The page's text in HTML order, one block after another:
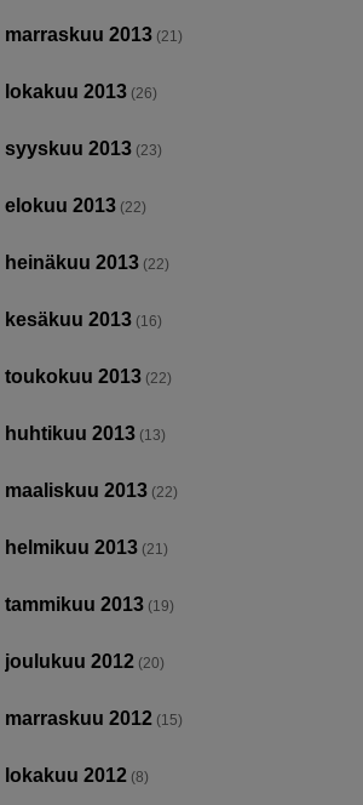
marraskuu 2013 (21)
lokakuu 2013 (26)
syyskuu 2013 (23)
elokuu 2013 (22)
heinäkuu 2013 (22)
kesäkuu 2013 (16)
toukokuu 2013 (22)
huhtikuu 2013 (13)
maaliskuu 2013 (22)
helmikuu 2013 (21)
tammikuu 2013 (19)
joulukuu 2012 (20)
marraskuu 2012 (15)
lokakuu 2012 (8)